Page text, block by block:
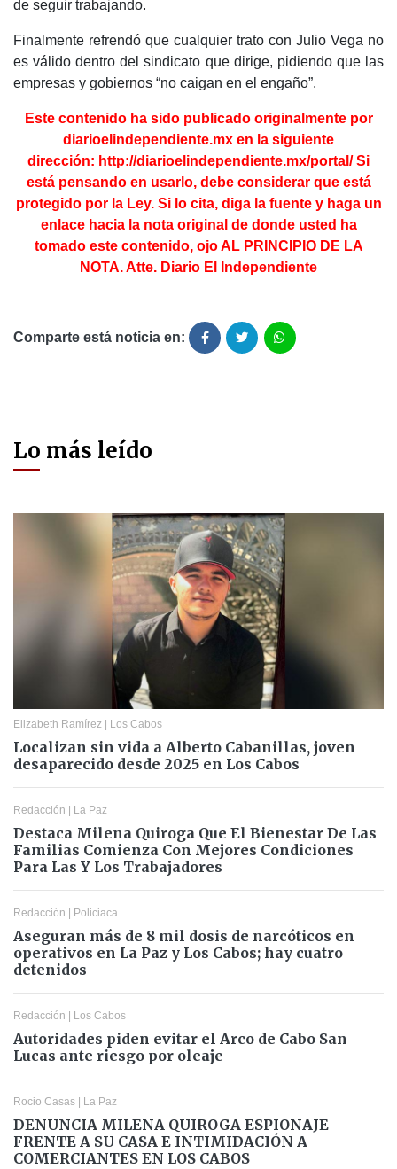
de seguir trabajando.
Finalmente refrendó que cualquier trato con Julio Vega no
es válido dentro del sindicato que dirige, pidiendo que las
empresas y gobiernos “no caigan en el engaño”.
Este contenido ha sido publicado originalmente por
diarioelindependiente.mx en la siguiente
dirección: http://diarioelindependiente.mx/portal/Si
está pensando en usarlo, debe considerar que está
protegido por la Ley. Si lo cita, diga la fuente y haga un
enlace hacia la nota original de donde usted ha
tomado este contenido, ojo AL PRINCIPIO DE LA
NOTA. Atte. Diario El Independiente
Comparte está noticia en:
Lo más leído
Elizabeth Ramírez Los Cabos
Localizan sin vida a Alberto Cabanillas, joven
desaparecido desde 2025 en Los Cabos
Redacción La Paz
Destaca Milena Quiroga Que El Bienestar De Las
Familias Comienza Con Mejores Condiciones
Para Las Y Los Trabajadores
Redacción Policiaca
Aseguran más de 8 mil dosis de narcóticos en
operativos en La Paz y Los Cabos; hay cuatro
detenidos
Redacción Los Cabos
Autoridades piden evitar el Arco de Cabo San
Lucas ante riesgo por oleaje
Rocio Casas La Paz
DENUNCIA MILENA QUIROGA ESPIONAJE
FRENTE A SU CASA E INTIMIDACIÓN A
COMERCIANTES EN LOS CABOS